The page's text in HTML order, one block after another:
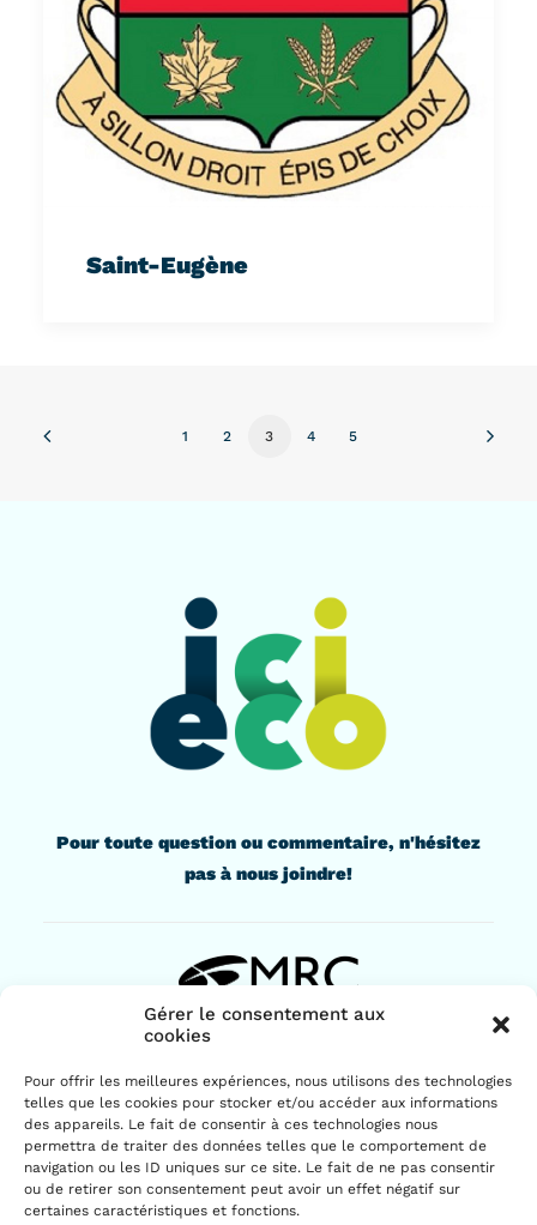
Gérer le consentement aux
cookies
Pour offrir les meilleures expériences, nous utilisons des technologies
telles que les cookies pour stocker et/ou accéder aux informations
des appareils. Le fait de consentir à ces technologies nous
permettra de traiter des données telles que le comportement de
navigation ou les ID uniques sur ce site. Le fait de ne pas consentir
ou de retirer son consentement peut avoir un effet négatif sur
certaines caractéristiques et fonctions.
Saint-Eugène
1 2 3 4 5
Pour toute question ou commentaire, n'hésitez
pas à nous joindre!
Drummondville (Québec) J2B 1G6
819 477-2230